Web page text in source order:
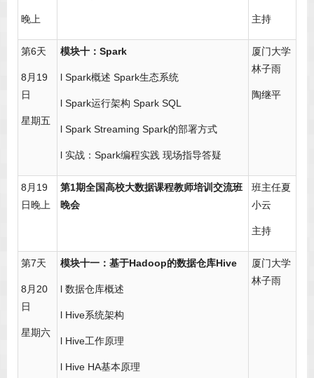
晚上 主持
第6天
8月19
日
星期五
模块十：Spark
l Spark概述 Spark生态系统
l Spark运行架构 Spark SQL
l Spark Streaming Spark的部署方式
l 实战：Spark编程实践 现场指导答疑
厦门大学
林子雨
陶继平
8月19
日晚上
第1期全国高校大数据课程教师培训交流班
晚会
班主任夏
小云
主持
第7天
8月20
日
星期六
模块十一：基于Hadoop的数据仓库Hive
l 数据仓库概述
l Hive系统架构
l Hive工作原理
l Hive HA基本原理
厦门大学
林子雨